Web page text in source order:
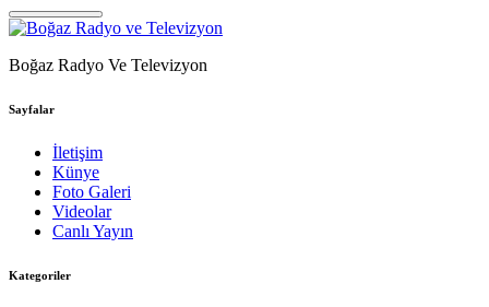
Boğaz Radyo Ve Televizyon
Sayfalar
İletişim
Künye
Foto Galeri
Videolar
Canlı Yayın
Kategoriler